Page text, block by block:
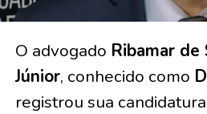
O advogado Ribamar de
Júnior, conhecido como
registrou sua